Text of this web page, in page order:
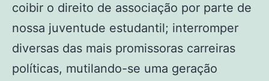
coibir o direito de associação por parte de
nossa juventude estudantil; interromper
diversas das mais promissoras carreiras
políticas, mutilando-se uma geração